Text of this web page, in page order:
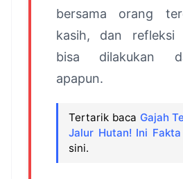
bersama orang
kasih, dan refleksi
bisa dilakukan
apapun.
Tertarik baca Gajah
Jalur Hutan! Ini
sini.